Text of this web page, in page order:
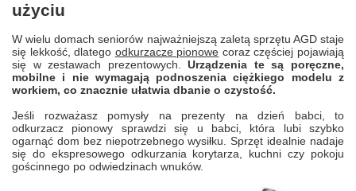
użyciu
W wielu domach seniorów najważniejszą zaletą sprzętu AGD staje
się lekkość, dlatego odkurzacze pionowe coraz częściej pojawiają
się w zestawach prezentowych.Urządzenia te są poręczne,
mobilne i nie wymagają podnoszenia ciężkiego modelu z
workiem, co znacznie ułatwia dbanie o czystość.
Jeśli rozważasz pomysły na prezenty na dzień babci, to
odkurzacz pionowy sprawdzi się u babci, która lubi szybko
ogarnąć dom bez niepotrzebnego wysiłku. Sprzęt idealnie nadaje
się do ekspresowego odkurzania korytarza, kuchni czy pokoju
gościnnego po odwiedzinach wnuków.